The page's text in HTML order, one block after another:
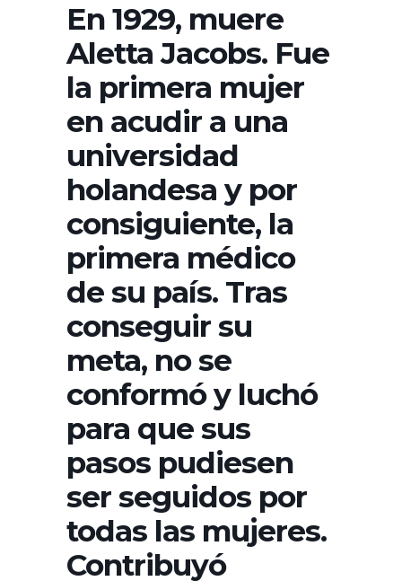
En 1929, muere
Aletta Jacobs. Fue
la primera mujer
en acudir a una
universidad
holandesa y por
consiguiente, la
primera médico
de su país. Tras
conseguir su
meta, no se
conformó y luchó
para que sus
pasos pudiesen
ser seguidos por
todas las mujeres.
Contribuyó